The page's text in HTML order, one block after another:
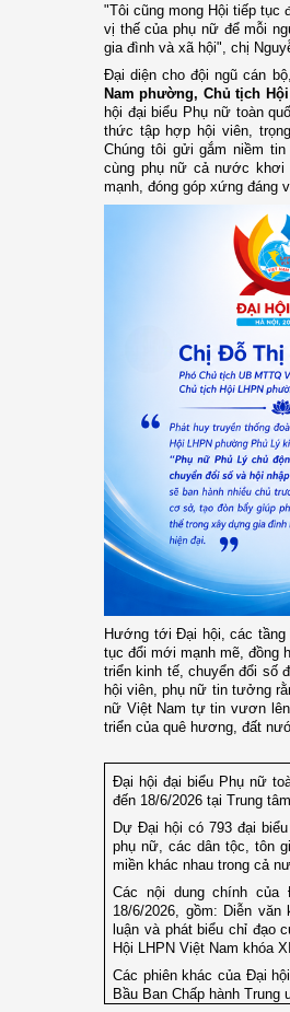
"Tôi cũng mong Hội tiếp tục
vị thế của phụ nữ để mỗi
gia đình và xã hội", chị
Đại diện cho đội ngũ cán
Nam phường, Chủ tịch
hội đại biểu Phụ nữ toàn
thức tập hợp hội viên,
Chúng tôi gửi gắm niềm
cùng phụ nữ cả nước khơi
mạnh, đóng góp xứng đáng
Hướng tới Đại hội, các tầng
tục đổi mới mạnh mẽ, đồng
triển kinh tế, chuyển đổi số
hội viên, phụ nữ tin tưởng
nữ Việt Nam tự tin vươn
triển của quê hương, đất
Đại hội đại biểu Phụ nữ
đến 18/6/2026 tại Trung
Dự Đại hội có 793 đại
phụ nữ, các dân tộc, tôn
miền khác nhau trong cả
Các nội dung chính
18/6/2026, gồm: Diễn
luận và phát biểu chỉ đạo
Hội LHPN Việt Nam khóa
Các phiên khác của Đại
Bầu Ban Chấp hành